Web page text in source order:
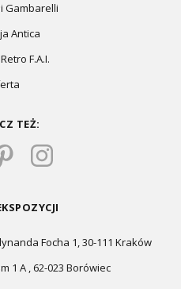
Gambarelli
Antica
F.A.I.
TEŻ:
Focha 1, 30-111 Kraków
1 A , 62-023 Borówiec